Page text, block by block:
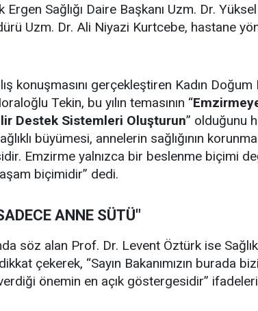
Ergen Sağlığı Daire Başkanı Uzm. Dr.
Uzm. Dr. Ali Niyazi Kurtcebe, hastane
konuşmasını gerçekleştiren Kadın
Tekin, bu yılın temasının “
Destek Sistemleri Oluşturun” olduğunu
büyümesi, annelerin sağlığının
Emzirme yalnızca bir beslenme biçimi
biçimidir” dedi.
ANNE SÜTÜ"
söz alan Prof. Dr. Levent Öztürk ise Sağlık
çekerek, “Sayın Bakanımızın burada
önemin en açık göstergesidir”